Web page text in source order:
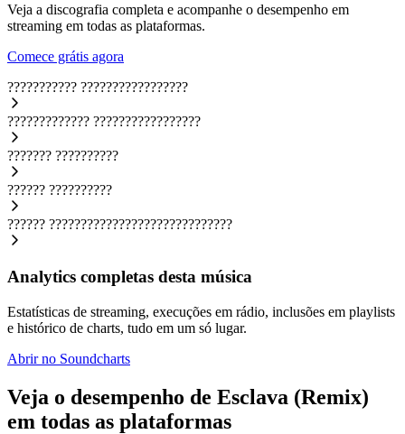
Veja a discografia completa e acompanhe o desempenho em
streaming em todas as plataformas.
Comece grátis agora
??????????? ?????????????????
????????????? ?????????????????
??????? ??????????
?????? ??????????
?????? ?????????????????????????????
Analytics completas desta música
Estatísticas de streaming, execuções em rádio, inclusões em playlists
e histórico de charts, tudo em um só lugar.
Abrir no Soundcharts
Veja o desempenho de Esclava (Remix)
em todas as plataformas